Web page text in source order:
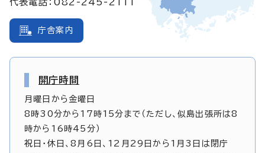
庁舎案内
開庁時間
月曜日から金曜日
8時30分から17時15分まで（ただし、似島出張所は8
時から16時45分）
祝日・休日、8月6日、12月29日から1月3日は閉庁